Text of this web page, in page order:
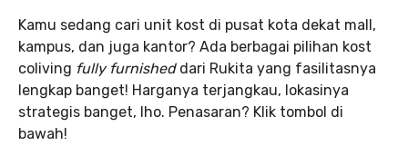
Kamu sedang cari unit kost di pusat kota dekat mall,
kampus, dan juga kantor? Ada berbagai pilihan kost
coliving fully furnished dari Rukita yang fasilitasnya
lengkap banget! Harganya terjangkau, lokasinya
strategis banget, lho. Penasaran? Klik tombol di
bawah!